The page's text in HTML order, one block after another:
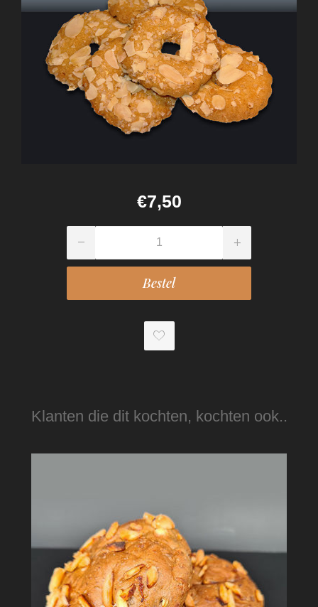
€7,50
Klanten die dit kochten, kochten ook..